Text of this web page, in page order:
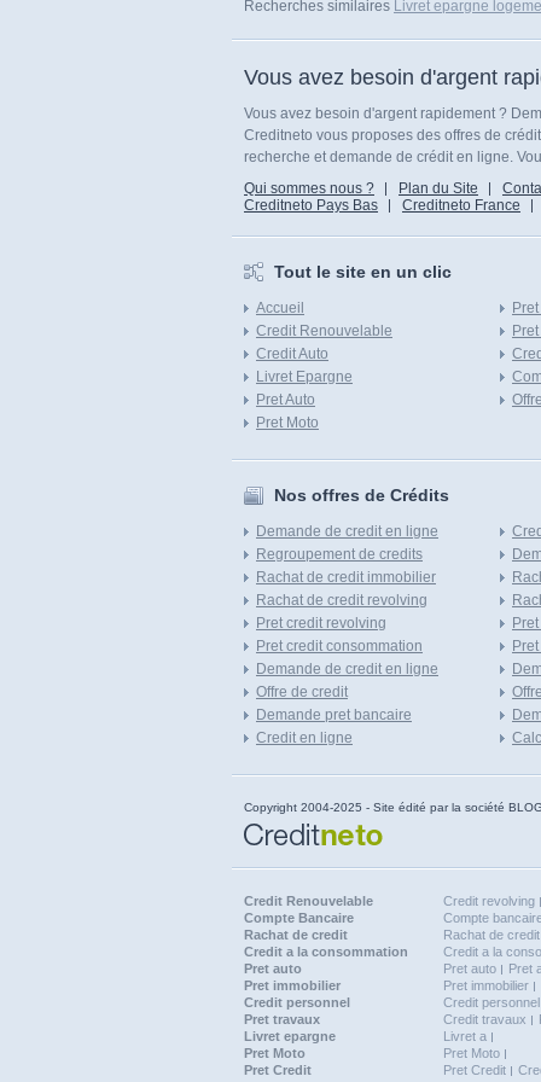
Recherches similaires Livret epargne
Vous avez besoin d'argent
Vous avez besoin d'argent rapidement ?
Creditneto vous proposes des offres de
recherche et demande de crédit en ligne.
Qui sommes nous ?
Plan du Site
Creditneto Pays Bas
Creditneto France
Tout le site en un clic
Accueil
Credit Renouvelable
Credit Auto
Livret Epargne
Pret Auto
Pret Moto
Nos offres de Crédits
Demande de credit en ligne
Regroupement de credits
Rachat de credit immobilier
Rachat de credit revolving
Pret credit revolving
Pret credit consommation
Demande de credit en ligne
Offre de credit
Demande pret bancaire
Credit en ligne
Copyright 2004-2025 - Site édité par la société
Credit Renouvelable
Credit revolving
Compte Bancaire
Compte
Rachat de credit
Rachat de credit
Credit a la consommation
Credit a la
Pret auto
Pret auto Pret
Pret immobilier
Pret immobilier
Credit personnel
Credit personnel
Pret travaux
Credit travaux
Livret epargne
Livret a
Pret Moto
Pret Moto
Pret Credit
Pret Credit